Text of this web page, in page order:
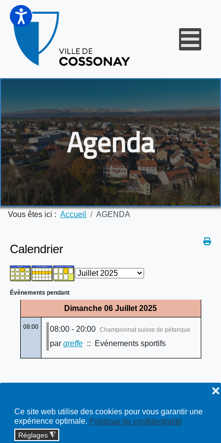
Ce site web utilise des cookies pour vous garantir une
expérience optimale. Politique de confidentialité
Réglages ◮
❌
Agenda
Vous êtes ici : Accueil AGENDA
Calendrier
Évènements pendant
Dimanche 06 Juillet 2025
08:00 08:00 - 20:00 Championnat suisse de pétanque
par greffe:: Evénements sportifs